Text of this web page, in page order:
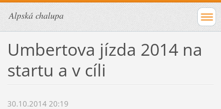
Alpská chalupa
Umbertova jízda 2014 na
startu a v cíli
30.10.2014 20:19